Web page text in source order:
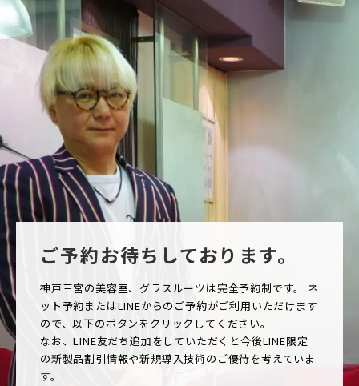
ご予約お待ちしております。
神戸三宮の美容室、グラスルーツは完全予約制です。 ネ
ット予約またはLINEからのご予約がご利用いただけます
ので、以下のボタンをクリックしてください。
なお、LINE友だち追加をしていただくと今後LINE限定
の新製品割引情報や新規導入技術のご優待を考えていま
す。